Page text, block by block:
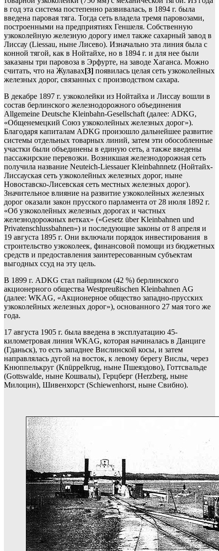
в год эта система постепенно развивалась, в 1894 г. была
введена паровая тяга. Тогда сеть владела тремя паровозами,
построенными на предприятиях Геншеля. Собственную
узкоколейную железную дорогу имел также сахарный завод в
Лиссау (Liessau, ныне Лисево). Изначально эта линия была с
конной тягой, как в Нойтайхе, но в 1894 г. и для нее были
заказаны три паровоза в Эрфурте, на заводе Хаганса. Можно
считать, что на Жулавах[3] появилась целая сеть узкоколейных
железных дорог, связанных с производством сахара.
В декабре 1897 г. узкоколейки из Нойтайха и Лиссау вошли в
состав берлинского железнодорожного объединения
Allgemeine Deutsche Kleinbahn-Gesellschaft (далее: ADKG,
«Общенемецкий Союз узкоколейных железных дорог»).
Благодаря капиталам ADKG произошло дальнейшее развитие
системы отдельных товарных линий, затем эти обособленные
участки были объединены в единую сеть, а также введены
пассажирские перевозки. Возникшая железнодорожная сеть
получила название Neuteich-Liessauer Kleinbahnnetz (Нойтайх-
Лиссауская сеть узкоколейных железных дорог, ныне
Новоставско-Лисевская сеть местных железных дорог).
Значительное влияние на развитие узкоколейных железных
дорог оказали закон прусского парламента от 28 июля 1892 г.
«Об узкоколейных железных дорогах и частных
железнодорожных ветках» («Gesetz über Kleinbahnen und
Privatenschlussbahnen») и последующие законы от 8 апреля и
19 августа 1895 г. Они включали порядок инвестирования в
строительство узкоколеек, финансовой помощи из бюджетных
средств и предоставления заинтересованным субъектам
выгодных ссуд на эту цель.
В 1899 г. ADKG стал пайщиком (42 %) берлинского
акционерного общества Westpreußischen Kleinbahnen AG
(далее: WKAG, «Акционерное общество западно-прусских
узкоколейных железных дорог»), основанного 27 мая того же
года.
17 августа 1905 г. была введена в эксплуатацию 45-
километровая линия WKAG, которая начиналась в Данциге
(Гданьск), то есть западнее Вислинской косы, и затем
направлялась дугой на восток, к левому берегу Вислы, через
Кнюппелькруг (Knüppelkrug, ныне Пшеяздово), Готтсвальде
(Gottswalde, ныне Кошвалы), Герцберг (Herzberg, ныне
Милоцин), Шивенхорст (Schiewenhorst, ныне Свибно).